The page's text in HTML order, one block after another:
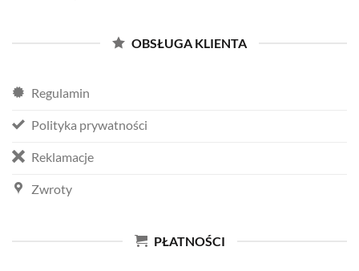
OBSŁUGA KLIENTA
Regulamin
Polityka prywatności
Reklamacje
Zwroty
PŁATNOŚCI